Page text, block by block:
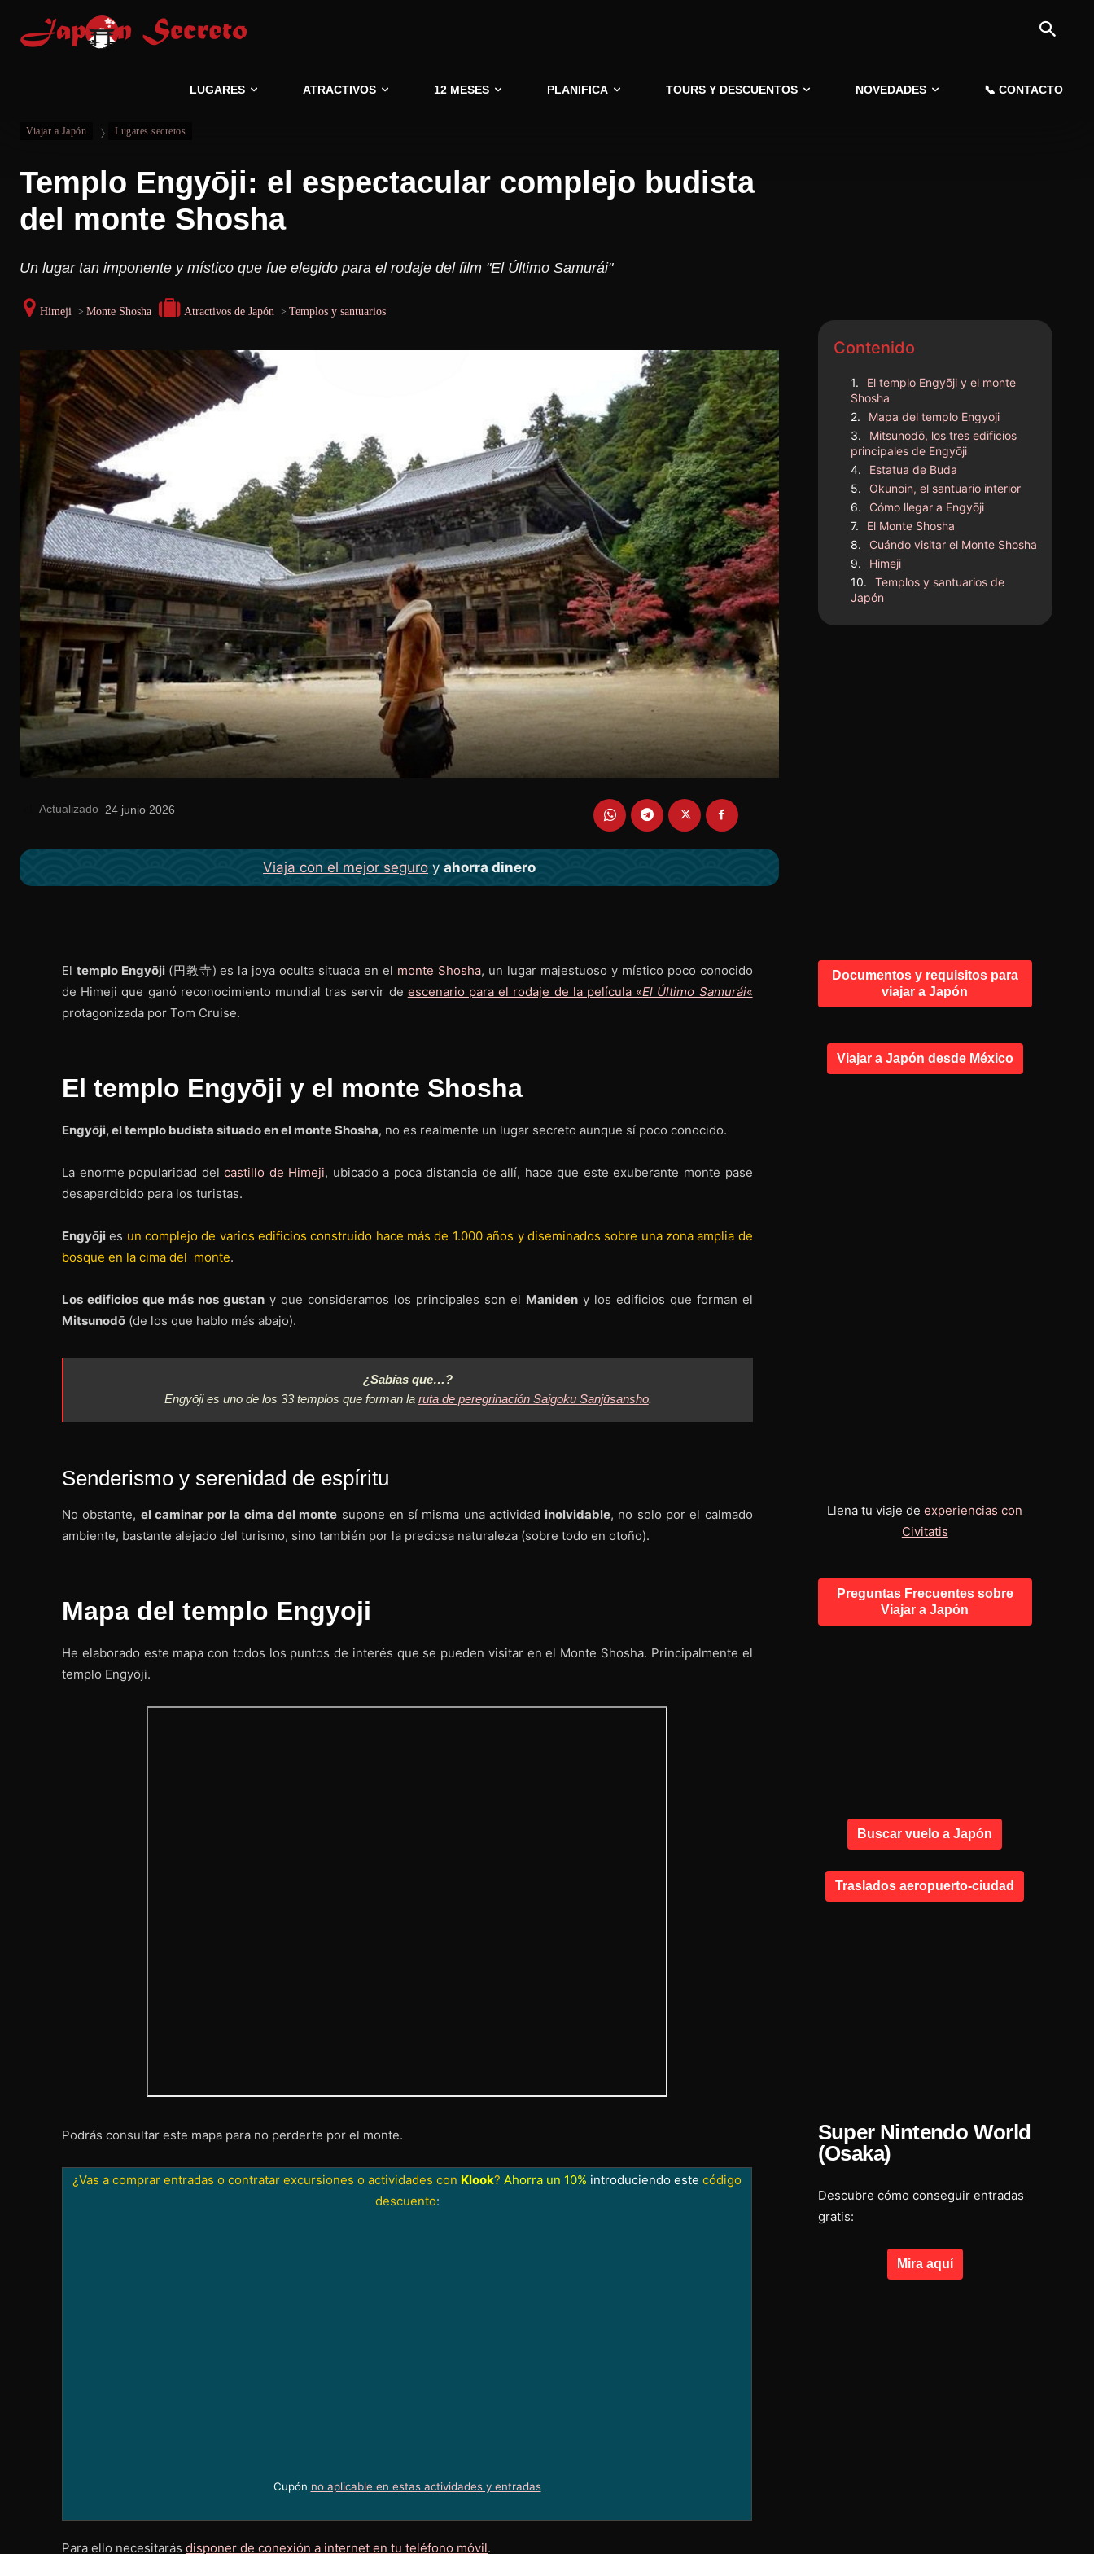
LUGARES ATRACTIVOS 12 MESES PLANIFICA TOURS Y DESCUENTOS NOVEDADES 📞 CONTACTO
Viajar a Japón Lugares secretos
Templo Engyōji: el espectacular complejo budista
del monte Shosha
Un lugar tan imponente y místico que fue elegido para el rodaje del film "El Último Samurái"
Himeji > Monte Shosha Atractivos de Japón > Templos y santuarios
Actualizado 24 junio 2026
Viaja con el mejor seguro yahorra dinero
Contenido
El templo Engyōji y el monte
Shosha
Mapa del templo Engyoji
Mitsunodō, los tres edificios
principales de Engyōji
Estatua de Buda
Okunoin, el santuario interior
Cómo llegar a Engyōji
El Monte Shosha
Cuándo visitar el Monte Shosha
Himeji
Templos y santuarios de
Japón
El templo Engyōji (円教寺) es la joya oculta situada en el monte Shosha, un lugar majestuoso y místico poco conocido
de Himeji que ganó reconocimiento mundial tras servir de escenario para el rodaje de la película «El Último Samurái«
protagonizada por Tom Cruise.
El templo Engyōji y el monte Shosha
Engyōji, el templo budista situado en el monte Shosha, no es realmente un lugar secreto aunque sí poco conocido.
La enorme popularidad delcastillo de Himeji, ubicado a poca distancia de allí, hace que este exuberante monte pase
desapercibido para los turistas.
Engyōji es un complejo de varios edificios construido hace más de 1.000 años y diseminados sobre una zona amplia de
bosque en la cima del monte.
Los edificios que más nos gustany que consideramos los principales son el Manideny los edificios que forman el
Mitsunodō (de los que hablo más abajo).
¿Sabías que…?
Engyōji es uno de los 33 templos que forman la ruta de peregrinación Saigoku Sanjūsansho.
Senderismo y serenidad de espíritu
No obstante, el caminar por la cima del monte supone en sí misma una actividad inolvidable, no solo por el calmado
ambiente, bastante alejado del turismo, sino también por la preciosa naturaleza (sobre todo en otoño).
Mapa del templo Engyoji
He elaborado este mapa con todos los puntos de interés que se pueden visitar en el Monte Shosha. Principalmente el
templo Engyōji.
Podrás consultar este mapa para no perderte por el monte.
¿Vas a comprar entradas o contratar excursiones o actividades con Klook? Ahorra un 10% introduciendo este código
descuento:
Cupón no aplicable en estas actividades y entradas
Para ello necesitarás disponer de conexión a internet en tu teléfono móvil.
Documentos y requisitos para
viajar a Japón
Viajar a Japón desde México
Llena tu viaje deexperiencias con
Civitatis
Preguntas Frecuentes sobre
Viajar a Japón
Buscar vuelo a Japón
Traslados aeropuerto-ciudad
Super Nintendo World
(Osaka)
Descubre cómo conseguir entradas
gratis:
Mira aquí